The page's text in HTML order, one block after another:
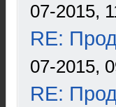
07-2015,
RE:
07-2015,
RE: